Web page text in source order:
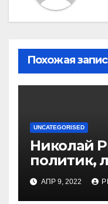
Похожая
UNCATEGORISED
Николай
политик,
Яблоко и
АПР 9, 2022